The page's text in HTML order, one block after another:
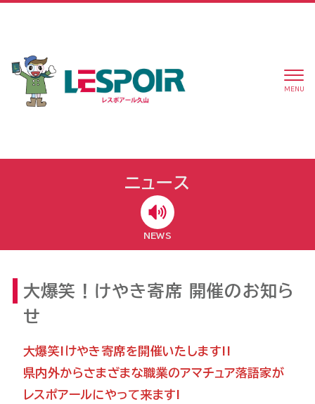
MENU
ニュース
NEWS
大爆笑！けやき寄席 開催のお知ら
せ
大爆笑!けやき寄席を開催いたします!!
県内外からさまざまな職業のアマチュア落語家が
レスポアールにやって来ます!